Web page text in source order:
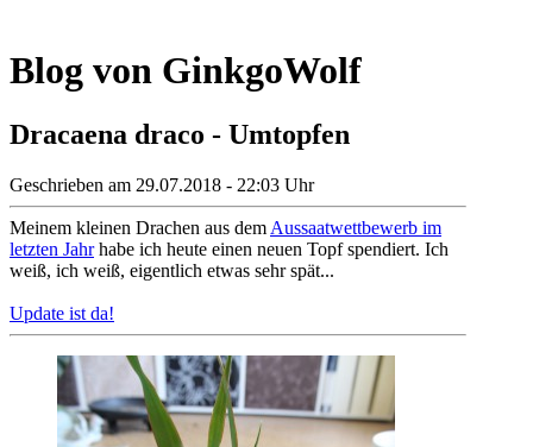
Blog von GinkgoWolf
Dracaena draco - Umtopfen
Geschrieben am 29.07.2018 - 22:03 Uhr
Meinem kleinen Drachen aus dem Aussaatwettbewerb im
letzten Jahrhabe ich heute einen neuen Topf spendiert. Ich
weiß, ich weiß, eigentlich etwas sehr spät...
Update ist da!